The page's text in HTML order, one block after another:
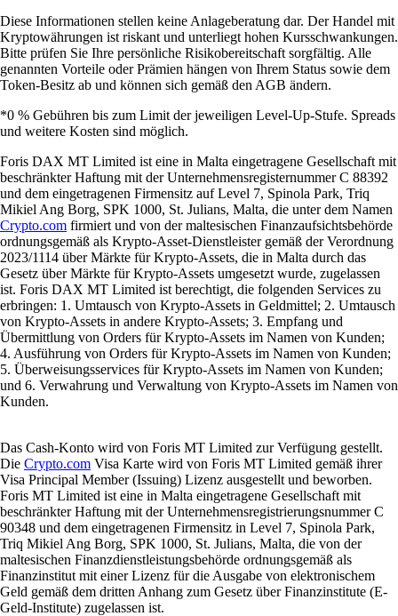
Diese Informationen stellen keine Anlageberatung dar. Der Handel mit
Kryptowährungen ist riskant und unterliegt hohen Kursschwankungen.
Bitte prüfen Sie Ihre persönliche Risikobereitschaft sorgfältig. Alle
genannten Vorteile oder Prämien hängen von Ihrem Status sowie dem
Token-Besitz ab und können sich gemäß den AGB ändern.
*0 % Gebühren bis zum Limit der jeweiligen Level-Up-Stufe. Spreads
und weitere Kosten sind möglich.
Foris DAX MT Limited ist eine in Malta eingetragene Gesellschaft mit
beschränkter Haftung mit der Unternehmensregisternummer C 88392
und dem eingetragenen Firmensitz auf Level 7, Spinola Park, Triq
Mikiel Ang Borg, SPK 1000, St. Julians, Malta, die unter dem Namen
Crypto.com firmiert und von der maltesischen Finanzaufsichtsbehörde
ordnungsgemäß als Krypto-Asset-Dienstleister gemäß der Verordnung
2023/1114 über Märkte für Krypto-Assets, die in Malta durch das
Gesetz über Märkte für Krypto-Assets umgesetzt wurde, zugelassen
ist. Foris DAX MT Limited ist berechtigt, die folgenden Services zu
erbringen: 1. Umtausch von Krypto-Assets in Geldmittel; 2. Umtausch
von Krypto-Assets in andere Krypto-Assets; 3. Empfang und
Übermittlung von Orders für Krypto-Assets im Namen von Kunden;
4. Ausführung von Orders für Krypto-Assets im Namen von Kunden;
5. Überweisungsservices für Krypto-Assets im Namen von Kunden;
und 6. Verwahrung und Verwaltung von Krypto-Assets im Namen von
Kunden.
Das Cash-Konto wird von Foris MT Limited zur Verfügung gestellt.
Die Crypto.com Visa Karte wird von Foris MT Limited gemäß ihrer
Visa Principal Member (Issuing) Lizenz ausgestellt und beworben.
Foris MT Limited ist eine in Malta eingetragene Gesellschaft mit
beschränkter Haftung mit der Unternehmensregistrierungsnummer C
90348 und dem eingetragenen Firmensitz in Level 7, Spinola Park,
Triq Mikiel Ang Borg, SPK 1000, St. Julians, Malta, die von der
maltesischen Finanzdienstleistungsbehörde ordnungsgemäß als
Finanzinstitut mit einer Lizenz für die Ausgabe von elektronischem
Geld gemäß dem dritten Anhang zum Gesetz über Finanzinstitute (E-
Geld-Institute) zugelassen ist.